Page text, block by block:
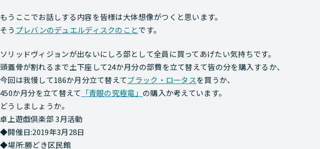
もうここでお話しする内容を皆様は大体想像がつくと思います。
そう プレバンのデュエルディスクのことです。
ソリッドヴィジョンが出ないにしろ部として全員に買ってあげたい気持ちです。
頭蓋骨が割れるまで土下座して24か月分の部費を立て替えて皆の分を購入するか、
今回は我慢して186か月分立て替えてブラック・ロータスを買うか、
450か月分を立て替えて 「青眼の究極竜」 の購入か考えています。
どうしましょうか。
卓上遊戯倶楽部 3月活動
◆開催日:2019年3月28日
◆場所:勝どき区民館